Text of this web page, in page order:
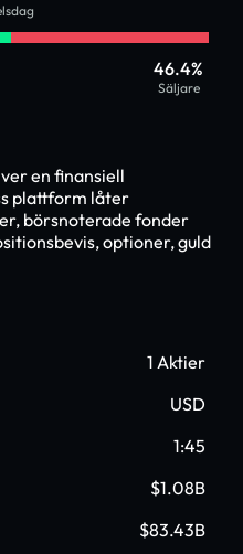
46.4%
Säljare
en finansiell
plattform låter
börsnoterade fonder
optioner, guld
1 Aktier
USD
1:45
$1.08B
$83.43B